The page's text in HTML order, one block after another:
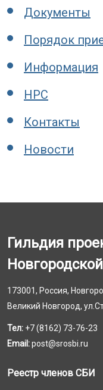
Документы
Порядок
Информация
НРС
Контакты
Новости
Гильдия
173001, Россия,
Великий Новгород,
Тел: +7 (8162) 73-76-23
Email:post@srosbi.ru
Реестр членов СБИ